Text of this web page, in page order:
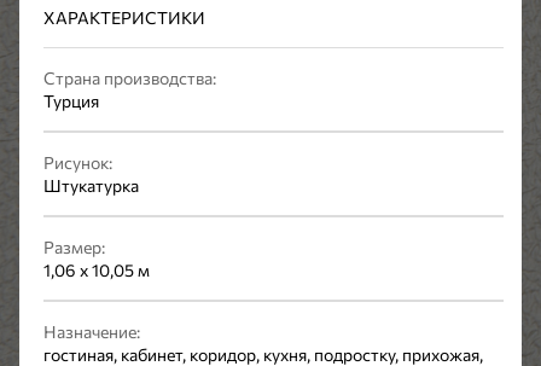
ХАРАКТЕРИСТИКИ
Страна производства:
Турция
Рисунок:
Штукатурка
Размер:
1,06 x 10,05 м
Назначение:
гостиная, кабинет, коридор, кухня, подростку, прихожая,